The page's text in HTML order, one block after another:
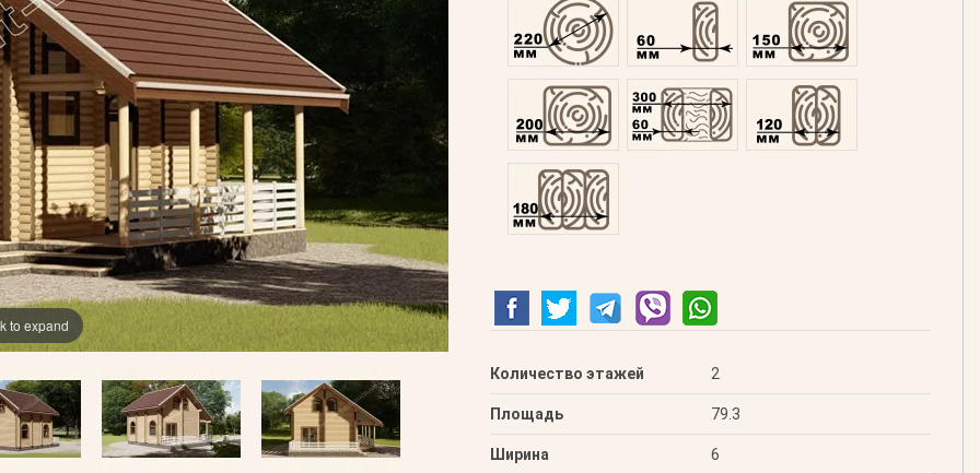
to expand
Оцилиндрованний 220Профилированний 60Профилированний 150
Профилированний 200
Двойной 300 Клееный 120
Клееный 180
Количество этажей 2
Площадь 79.3
Ширина 6